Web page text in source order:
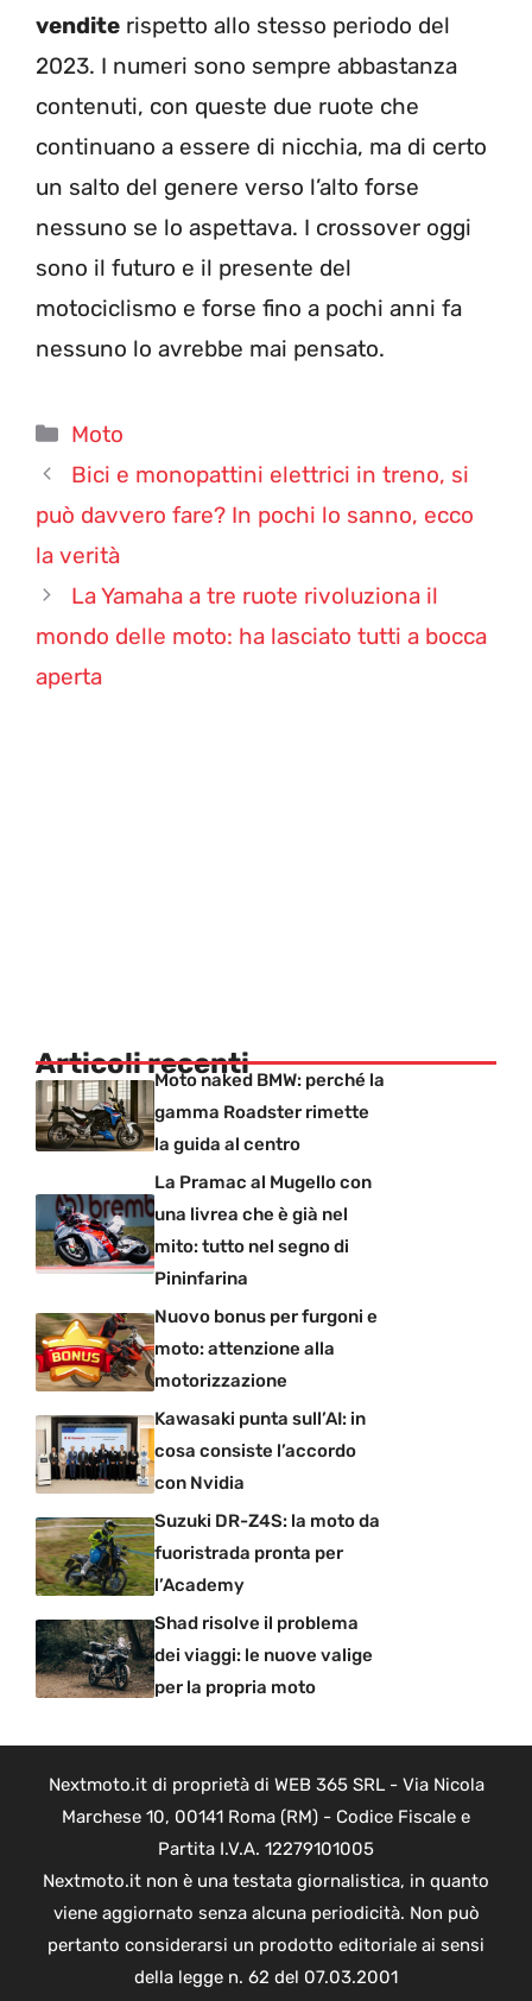
vendite rispetto allo stesso periodo del
2023. I numeri sono sempre abbastanza
contenuti, con queste due ruote che
continuano a essere di nicchia, ma di certo
un salto del genere verso l’alto forse
nessuno se lo aspettava. I crossover oggi
sono il futuro e il presente del
motociclismo e forse fino a pochi anni fa
nessuno lo avrebbe mai pensato.
Categorie
Moto
Bici e monopattini elettrici in treno, si
può davvero fare? In pochi lo sanno, ecco
la verità
La Yamaha a tre ruote rivoluziona il
mondo delle moto: ha lasciato tutti a bocca
aperta
Articoli recentiMoto naked BMW: perché la
gamma Roadster rimette
la guida al centro
La Pramac al Mugello con
una livrea che è già nel
mito: tutto nel segno di
Pininfarina
Nuovo bonus per furgoni e
moto: attenzione alla
motorizzazione
Kawasaki punta sull’AI: in
cosa consiste l’accordo
con Nvidia
Suzuki DR-Z4S: la moto da
fuoristrada pronta per
l’Academy
Shad risolve il problema
dei viaggi: le nuove valige
per la propria moto
Nextmoto.it di proprietà di WEB 365 SRL - Via Nicola
Marchese 10, 00141 Roma (RM) - Codice Fiscale e
Partita I.V.A. 12279101005
Nextmoto.it non è una testata giornalistica, in quanto
viene aggiornato senza alcuna periodicità. Non può
pertanto considerarsi un prodotto editoriale ai sensi
della legge n. 62 del 07.03.2001